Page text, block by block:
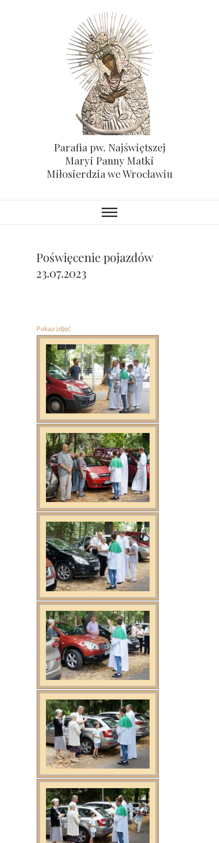
Parafia pw. Najświętszej
Maryi Panny Matki
Miłosierdzia we Wrocławiu
Poświęcenie pojazdów
23.07.2023
Pokaz zdjęć